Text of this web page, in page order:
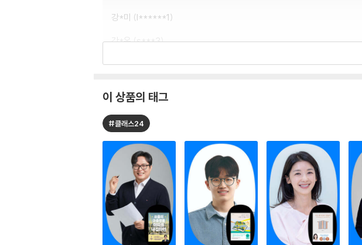
강*미 l******1
강*옥 s***3
고*은 g*****a
권*숙 k****1
기*미 j********l
김*영 n*****2
김*선 k*****l
김*아 k****e
이 상품의 태그
#클래스24